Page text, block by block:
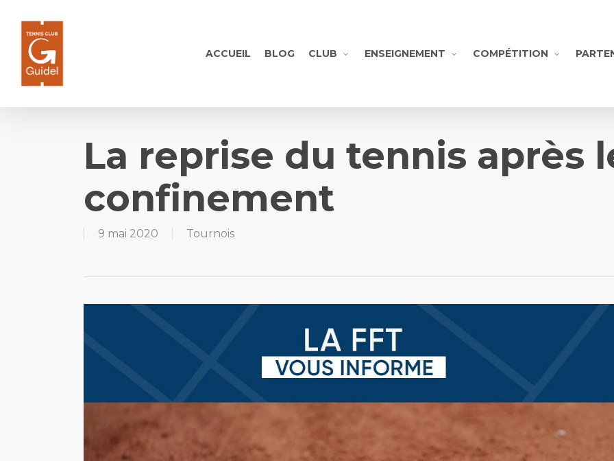
content
ACCUEIL BLOG CLUB ENSEIGNEMENT COMPÉTITION
La reprise du tennis après
confinement
9 mai 2020 Tournois